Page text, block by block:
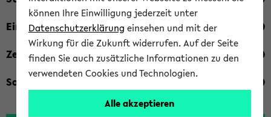
Einrichtung
Zeiten
Sonstiges
können Ihre Einwilligung jederzeit unter
Datenschutzerklärung einsehen und mit der
Wirkung für die Zukunft widerrufen. Auf der Seite
finden Sie auch zusätzliche Informationen zu den
verwendeten Cookies und Technologien.
Alle akzeptieren